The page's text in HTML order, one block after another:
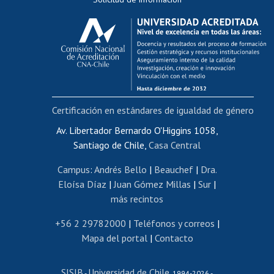
Calificación académica
Postulación al AUCAI
Funcionarias/os
Cursos internos de capacitación
Bienestar del personal
Portal de movilidad interna
Certificado de renta
Certificado de renta honorarios
Editar páginas blancas
Extranjeras/os
Revalidación y reconocimiento de títulos
Postulación al Programa de Movilidad Estudiantil
Av. Libertador Bernardo O'Higgins 1058,
Santiago de Chile, Casa Central
Campus: Andrés Bello | Beauchef| Dra.
Eloísa Díaz |Juan Gómez Millas | Sur |
más recintos
+56 2 29782000 | Teléfonos y correos |
Mapa del portal| Contacto
Certificación en estándares de igualdad de género